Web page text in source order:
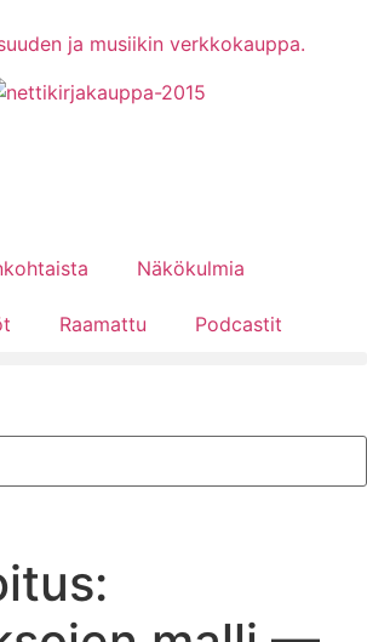
ja musiikin verkkokauppa.
Näkökulmia
Raamattu Podcastit